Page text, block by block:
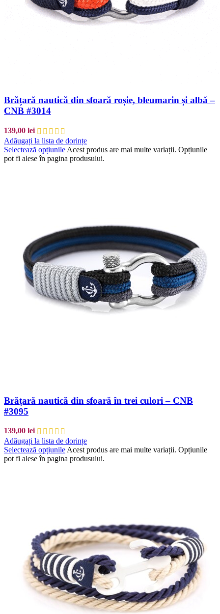
Brățară nautică din sfoară roșie, bleumarin și albă –
CNB #3014
139,00 lei
Adăugați la lista de dorințe
Selectează opțiunile Acest produs are mai multe variații. Opțiunile
pot fi alese în pagina produsului.
Brățară nautică din sfoară în trei culori – CNB
#3095
139,00 lei
Adăugați la lista de dorințe
Selectează opțiunileAcest produs are mai multe variații. Opțiunile
pot fi alese în pagina produsului.